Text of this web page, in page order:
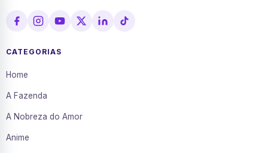
CATEGORIAS
Home
A Fazenda
A Nobreza do Amor
Anime